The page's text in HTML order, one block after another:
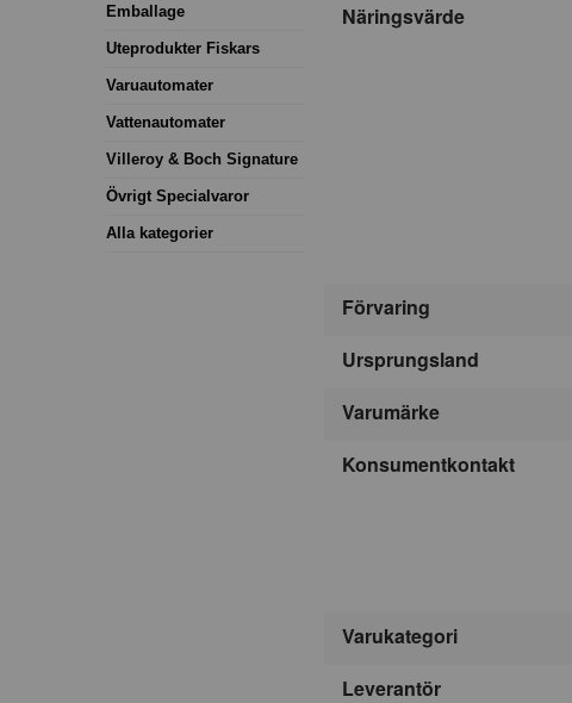
Emballage
Uteprodukter Fiskars
Varuautomater
Vattenautomater
Villeroy & Boch Signature
Övrigt Specialvaror
Alla kategorier
Näringsvärde
Förvaring
Ursprungsland
Varumärke
Konsumentkontakt
Varukategori
Leverantör